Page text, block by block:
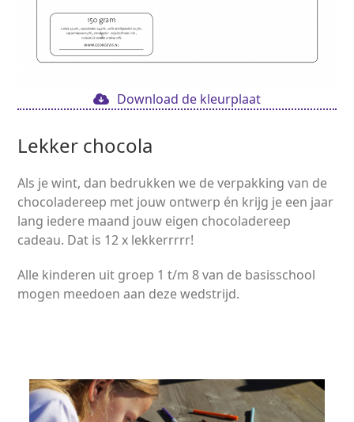
Download de kleurplaat
Lekker chocola
Als je wint, dan bedrukken we de verpakking van de
chocoladereep met jouw ontwerp én krijg je een jaar
lang iedere maand jouw eigen chocoladereep
cadeau. Dat is 12 x lekkerrrrr!
Alle kinderen uit groep 1 t/m 8 van de basisschool
mogen meedoen aan deze wedstrijd.